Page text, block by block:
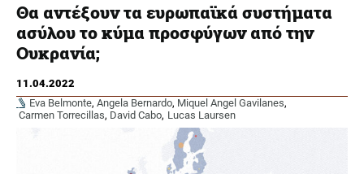
Θα αντέξουν τα ευρωπαϊκά συστήματα
ασύλου το κύμα προσφύγων από την
Ουκρανία;
11.04.2022
Eva Belmonte, Angela Bernardo, Miquel Angel Gavilanes,
Carmen Torrecillas, David Cabo, Lucas Laursen